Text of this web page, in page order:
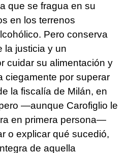
que se fragua en su
en los terrenos
Pero conserva
la justicia y un
cuidar su alimentación y
ciegamente por superar
la fiscalía de Milán, en
—aunque Carofiglio le
en primera persona—
o explicar qué sucedió,
de aquella